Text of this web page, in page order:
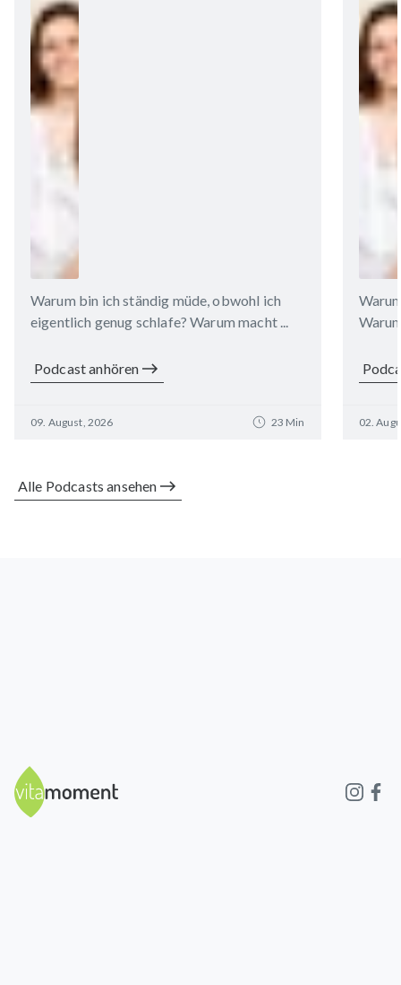
Warum bin ich ständig müde, obwohl ich
eigentlich genug schlafe? Warum macht ...
Podcast anhören
09. August, 2026 23 Min 02.
Alle Podcasts ansehen